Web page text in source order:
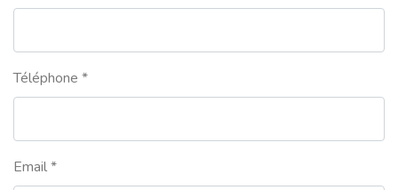
Téléphone *
Email *